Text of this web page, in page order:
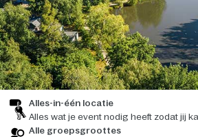
Alles-in-één locatie
Alles wat je event nodig heeft zodat jij
Alle groepsgroottes